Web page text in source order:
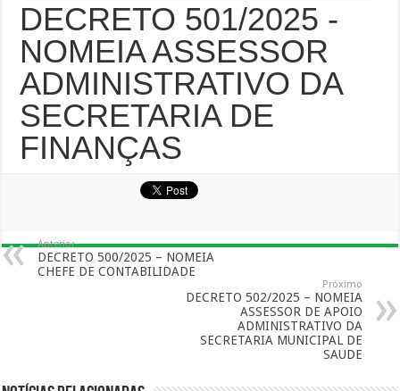
DECRETO 501/2025 -
NOMEIA ASSESSOR
ADMINISTRATIVO DA
SECRETARIA DE
FINANÇAS
Anterior
DECRETO 500/2025 – NOMEIA
CHEFE DE CONTABILIDADE
Próximo
DECRETO 502/2025 – NOMEIA
ASSESSOR DE APOIO
ADMINISTRATIVO DA
SECRETARIA MUNICIPAL DE
SAUDE